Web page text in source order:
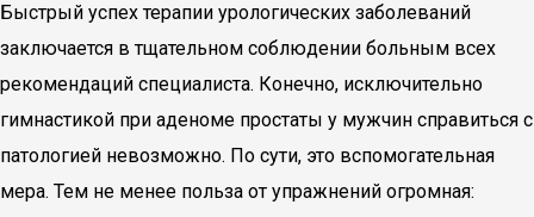
Быстрый успех терапии урологических заболеваний
заключается в тщательном соблюдении больным всех
рекомендаций специалиста. Конечно, исключительно
гимнастикой при аденоме простаты у мужчин справиться с
патологией невозможно. По сути, это вспомогательная
мера. Тем не менее польза от упражнений огромная: